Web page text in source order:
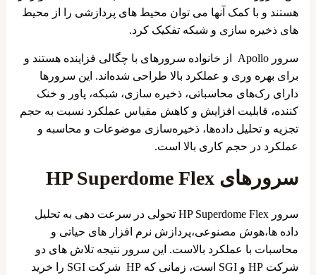
هستند و با کمک آنها می توان محیط های پردازشی را از محیط
های ذخیره سازی و شبکه تفکیک کرد.
سرور Apollo از خانواده سرورهای با چگالی فزاینده هستند و
برای بهره وری و عملکرد بالا طراحی شده‌اند. این سرورها
دارای رک‌های محاسباتی، ذخیره سازی، شبکه، پاور و خنک
کننده، قابلیت افزایش و کاهش مقیاس عملکرد نسبت به حجم
تجزیه و تحلیل داده‌ها، ذخیره‌سازی موضوعات و محاسبه و
عملکرد در حجم کاری بالا است.
سرورهای HP Superdome Flex
سرور HP Superdome Flex تحولی در سرعت دهی به تحلیل
داده ها،هوش مصنوعی،پردازش نرم افزار های حیاتی و
محاسبات با عملکرد بالاست. این سرور نتیجه تلاش های دو
شرکت HP و SGI است، زمانی که HP شرکت SGI را خرید